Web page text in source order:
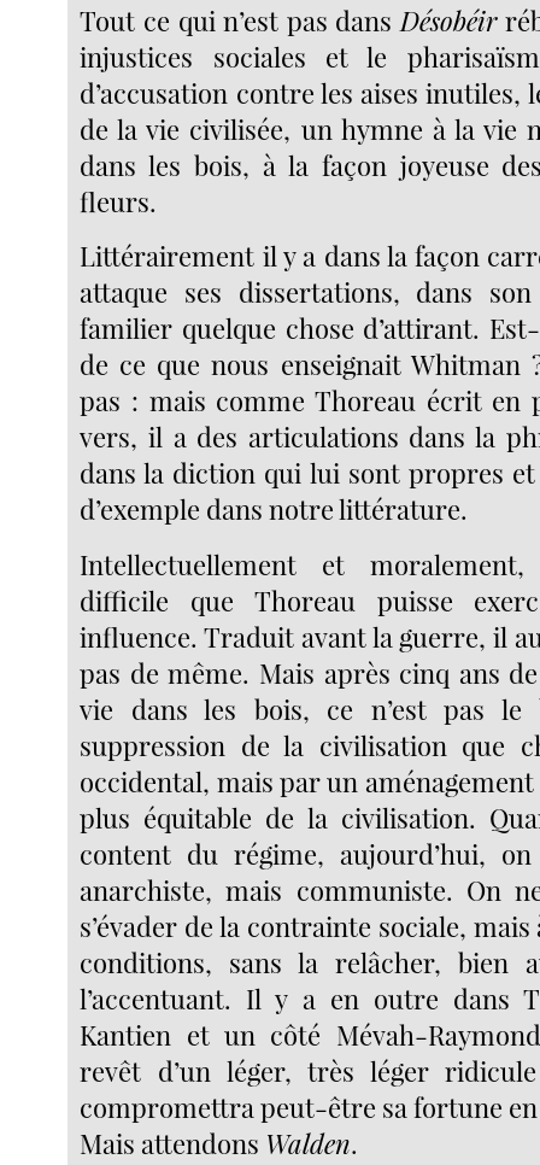
Tout ce qui n’est pas dans Désobéir
injustices sociales et le
d’accusation contre les aises inutiles,
de la vie civilisée, un hymne à la vie
dans les bois, à la façon joyeuse
fleurs.
Littérairement il y a dans la façon
attaque ses dissertations, dans
familier quelque chose d’attirant.
de ce que nous enseignait Whitman
pas : mais comme Thoreau écrit en
vers, il a des articulations dans la
dans la diction qui lui sont propres et
d’exemple dans notre littérature.
Intellectuellement et
difficile que Thoreau puisse
influence. Traduit avant la guerre, il
pas de même. Mais après cinq ans
vie dans les bois, ce n’est pas
suppression de la civilisation que
occidental, mais par un
plus équitable de la civilisation.
content du régime, aujourd’hui,
anarchiste, mais communiste. On
s’évader de la contrainte sociale,
conditions, sans la relâcher, bien
l’accentuant. Il y a en outre dans
Kantien et un côté Mévah-
revêt d’un léger, très léger
compromettra peut-être sa fortune
Mais attendons Walden.